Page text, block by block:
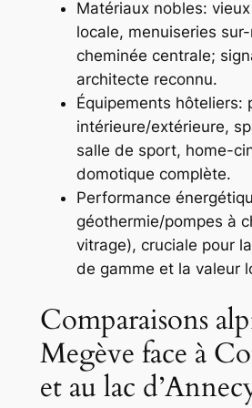
Matériaux nobles:
locale, menuiseries
cheminée centrale;
architecte reconnu.
Équipements hôteliers:
intérieure/extérieure,
salle de sport, home-
domotique complète.
Performance
géothermie/pompes à
vitrage), cruciale pour
de gamme et la valeur
Comparaisons
Megève face à
et au lac